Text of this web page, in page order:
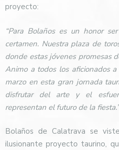
proyecto:
“Para Bolaños es un honor
certamen. Nuestra plaza de
donde estas jóvenes promesas
Animo a todos los aficionados
marzo en esta gran jornada
disfrutar del arte y el
representan el futuro de la fiesta.”
Bolaños de Calatrava se
ilusionante proyecto taurino,